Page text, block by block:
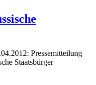
Pressemitteilung
Staatsbürger